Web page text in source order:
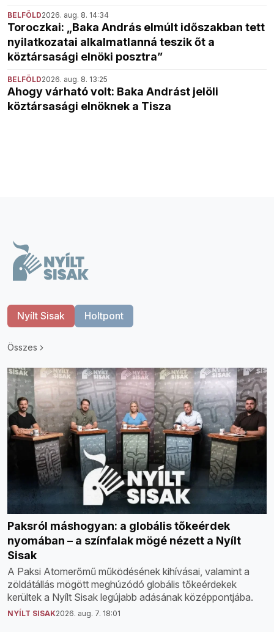
BELFÖLD2026. aug. 8. 14:34
Toroczkai: „Baka András elmúlt időszakban tett
nyilatkozatai alkalmatlanná teszik őt a
köztársasági elnöki posztra”
BELFÖLD2026. aug. 8. 13:25
Ahogy várható volt: Baka Andrást jelöli
köztársasági elnöknek a Tisza
Nyílt Sisak Holtpont
Összes
Paksról máshogyan: a globális tőkeérdek
nyomában – a színfalak mögé nézett a Nyílt
Sisak
A Paksi Atomerőmű működésének kihívásai, valamint a
zöldátállás mögött meghúzódó globális tőkeérdekek
kerültek a Nyílt Sisak legújabb adásának középpontjába.
NYÍLT SISAK2026. aug. 7. 18:01